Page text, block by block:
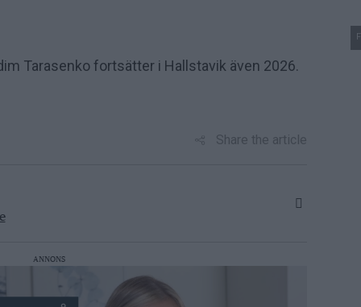
Tarasenko fortsätter i Hallstavik även 2026.
Share the article
ANNONS